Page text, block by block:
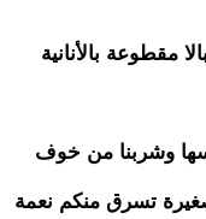
مقطوعة بالأنانية
وشربنا من خوف
تسرق منكم نعمة